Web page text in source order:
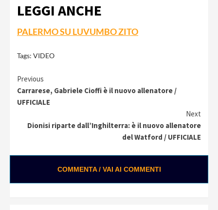
LEGGI ANCHE
PALERMO SU LUVUMBO ZITO
Tags: VIDEO
Continue
Reading
Previous
Carrarese, Gabriele Cioffi è il nuovo allenatore /
UFFICIALE
Next
Dionisi riparte dall’Inghilterra: è il nuovo allenatore
del Watford / UFFICIALE
COMMENTA / VAI AI COMMENTI